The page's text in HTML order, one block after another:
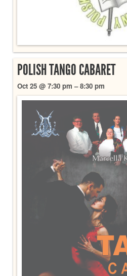
POLISH TANGO CABARET
Oct 25 @ 7:30 pm – 8:30 pm